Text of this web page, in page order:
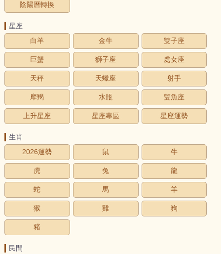
陰陽曆轉換
星座
白羊
金牛 雙子座
巨蟹 獅子座 處女座
天秤 天蠍座 射手
摩羯 水瓶 雙魚座
上升星座 星座專區 星座運勢
生肖
2026運勢
鼠 牛
虎 兔 龍
蛇 馬 羊
猴 雞 狗
豬
民間